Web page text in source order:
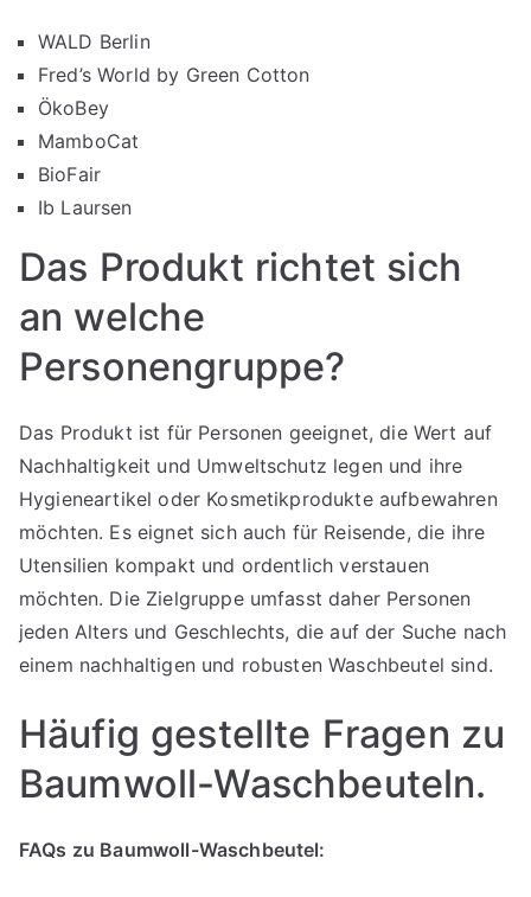
WALD Berlin
Fred’s World by Green Cotton
ÖkoBey
MamboCat
BioFair
Ib Laursen
Das Produkt richtet sich
an welche
Personengruppe?
Das Produkt ist für Personen geeignet, die Wert auf
Nachhaltigkeit und Umweltschutz legen und ihre
Hygieneartikel oder Kosmetikprodukte aufbewahren
möchten. Es eignet sich auch für Reisende, die ihre
Utensilien kompakt und ordentlich verstauen
möchten. Die Zielgruppe umfasst daher Personen
jeden Alters und Geschlechts, die auf der Suche nach
einem nachhaltigen und robusten Waschbeutel sind.
Häufig gestellte Fragen zu
Baumwoll-Waschbeuteln.
FAQs zu Baumwoll-Waschbeutel: